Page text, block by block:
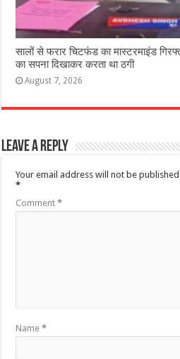
सालों से फरार चिटफंड का मास्टरमाइंड
का सपना दिखाकर करता था ठगी
August 7, 2026
Leave a Reply
Your email address will not be
*
Comment*
Name*